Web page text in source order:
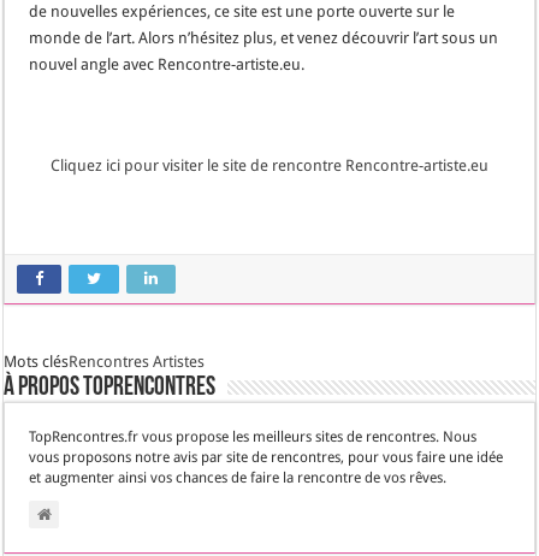
de nouvelles expériences, ce site est une porte ouverte sur le
monde de l’art. Alors n’hésitez plus, et venez découvrir l’art sous un
nouvel angle avec Rencontre-artiste.eu.
Cliquez ici pour visiter le site de rencontre Rencontre-artiste.eu
Mots clésRencontres Artistes
À propos TopRencontres
TopRencontres.fr vous propose les meilleurs sites de rencontres. Nous
vous proposons notre avis par site de rencontres, pour vous faire une idée
et augmenter ainsi vos chances de faire la rencontre de vos rêves.